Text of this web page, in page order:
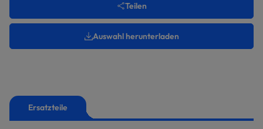
Teilen
Auswahl herunterladen
Ersatzteile